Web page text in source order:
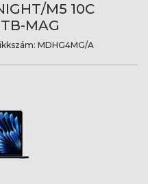
M5 10C
MAG
MDHG4MG/A